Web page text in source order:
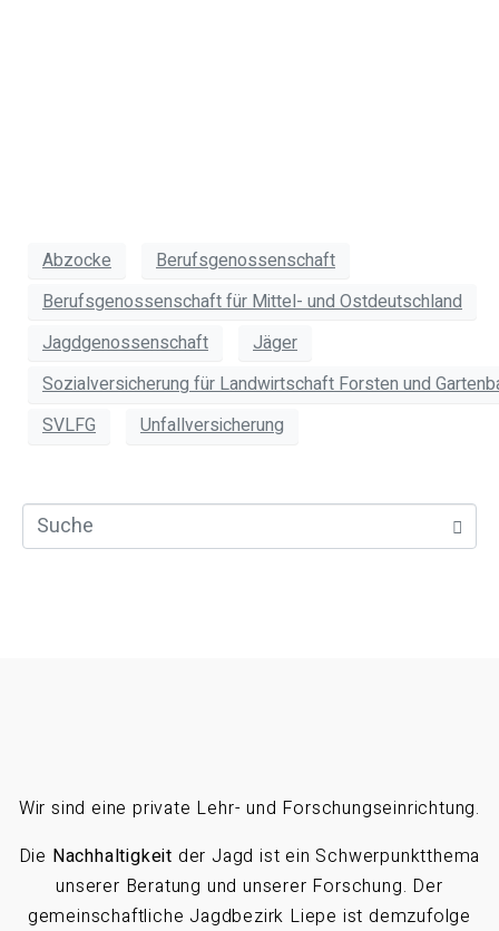
Abzocke
Berufsgenossenschaft
Berufsgenossenschaft für Mittel- und Ostdeutschland
Jagdgenossenschaft
Jäger
Sozialversicherung für Landwirtschaft Forsten und
SVLFG
Unfallversicherung
Wir sind eine private Lehr- und Forschungseinrichtung.
Die Nachhaltigkeit der Jagd ist ein Schwerpunktthema
unserer Beratung und unserer Forschung. Der
gemeinschaftliche Jagdbezirk Liepe ist demzufolge